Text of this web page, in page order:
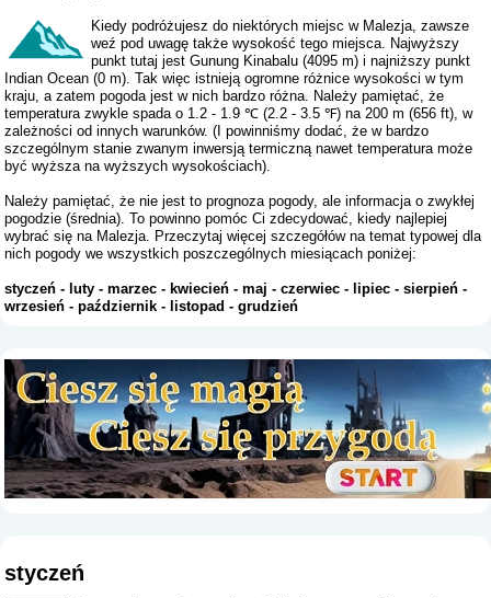
Kiedy podróżujesz do niektórych miejsc w Malezja, zawsze
weź pod uwagę także wysokość tego miejsca. Najwyższy
punkt tutaj jest Gunung Kinabalu (4095 m) i najniższy punkt
Indian Ocean (0 m). Tak więc istnieją ogromne różnice wysokości w tym
kraju, a zatem pogoda jest w nich bardzo różna. Należy pamiętać, że
temperatura zwykle spada o 1.2 - 1.9 ℃ (2.2 - 3.5 ℉) na 200 m (656 ft), w
zależności od innych warunków. (I powinniśmy dodać, że w bardzo
szczególnym stanie zwanym inwersją termiczną nawet temperatura może
być wyższa na wyższych wysokościach).
Należy pamiętać, że nie jest to prognoza pogody, ale informacja o zwykłej
pogodzie (średnia). To powinno pomóc Ci zdecydować, kiedy najlepiej
wybrać się na Malezja. Przeczytaj więcej szczegółów na temat typowej dla
nich pogody we wszystkich poszczególnych miesiącach poniżej:
styczeń -luty -marzec -kwiecień -maj -czerwiec -lipiec -sierpień -
wrzesień -październik -listopad -grudzień
styczeń